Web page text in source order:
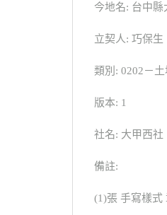
今地名: 台中
立契人: 巧保生
類別: 0202－
版本: 1
社名: 大甲西社
備註:
(1)張 手寫樣式